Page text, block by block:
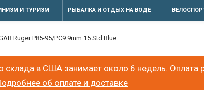
И ТУРИЗМ РЫБАЛКА И ОТДЫХ НА ВОДЕ
Ruger P85-95/PC9 9mm 15 Std Blue
в США занимает около 6 недель. Оплата
об оплате и доставке